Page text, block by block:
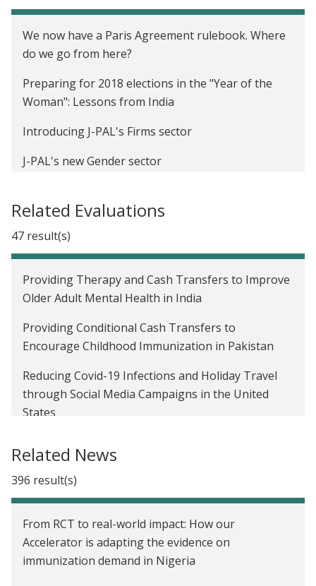
We now have a Paris Agreement rulebook. Where
do we go from here?
Preparing for 2018 elections in the "Year of the
Woman": Lessons from India
Introducing J-PAL's Firms sector
J-PAL's new Gender sector
Economic Association Annual Meeting
New findings on children’s math learning in India
demonstrate the importance of field research for
cognitive science
International Day of the Girl Child: How do we close
the gender gap in school participation?
Related Evaluations
47 result(s)
Providing Therapy and Cash Transfers to Improve
Older Adult Mental Health in India
Providing Conditional Cash Transfers to
Encourage Childhood Immunization in Pakistan
Reducing Covid-19 Infections and Holiday Travel
through Social Media Campaigns in the United
States
Educación Superior: Entrenamiento para las
Pruebas e Efecto de Pares en la Sala de Clase
Eficiencia y Búsqueda de Rentas en el Gobierno
Local
Transferencias Monetarias Condicionadas para la
Related News
396 result(s)
From RCT to real-world impact: How our
Accelerator is adapting the evidence on
immunization demand in Nigeria